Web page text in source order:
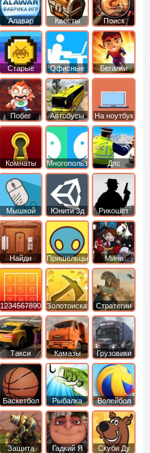
Алавар Квесты
Поиск
предметов
Старые Офисные Бегалки
Побег Автобусы На ноутбук
Комнаты Многопользовательские
Дпс
Мышкой Юнити 3д Рикошет
Найди
выход
Пришельцы Мини
1234567890 ЗолотоискательСтратегии
Такси Камазы Грузовики
Баскетбол Рыбалка Волейбол
Защита
Гадкий Я Скуби Ду